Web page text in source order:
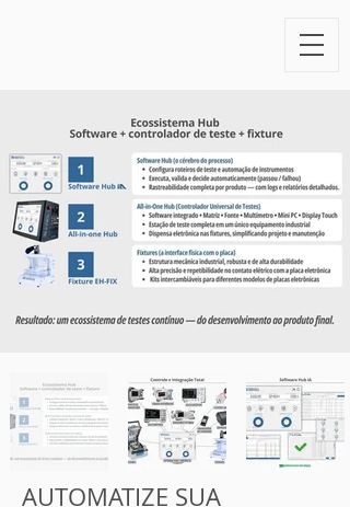
AUTOMATIZE SUA